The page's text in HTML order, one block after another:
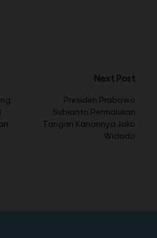
Next Post
Presiden Prabowo
Subianto Permalukan
Tangan Kanannya Joko
Widodo